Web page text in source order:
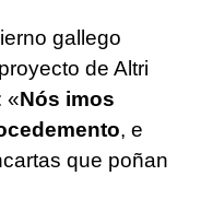
gallego
de Altri
«Nós imos
, e
que poñan